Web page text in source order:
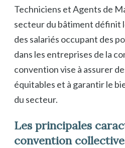
Techniciens et Agents de
secteur du bâtiment définit
des salariés occupant des
dans les entreprises de la
convention vise à assurer
équitables et à garantir le
du secteur.
Les principales
convention